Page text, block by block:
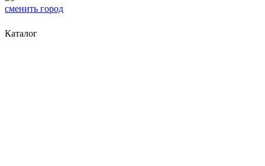
сменить город
Каталог